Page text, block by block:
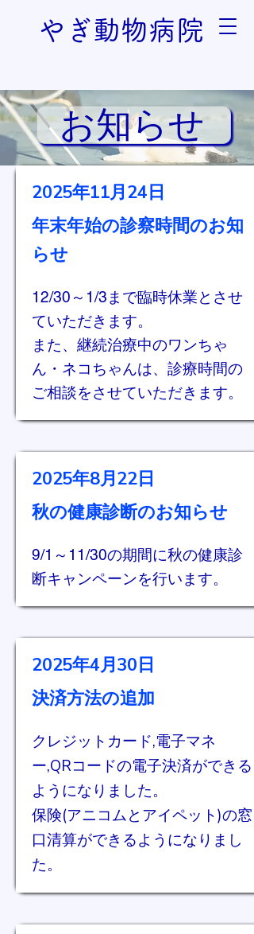
やぎ動物病院
お知らせ
2025年11月24日
​年末年始の診察時間のお知
らせ
12/30～1/3まで臨時休業とさせ
ていただきます。
また、継続治療中のワンちゃ
ん・ネコちゃんは、診療時間の
ご相談をさせていただきます。
2025年8月22日
​秋の健康診断のお知らせ
9/1～11/30の期間に秋の健康診
断キャンペーンを行います。
2025年4月30日​
​決済方法の追加
クレジットカード,電子マネ
ー,QRコードの電子決済ができる
ようになりました。
保険(アニコムとアイペット)の窓
口清算ができるようになりまし
た。